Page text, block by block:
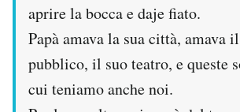
aprire la bocca e daje fiato.
Papà amava la sua città, amava
pubblico, il suo teatro, e queste
cui teniamo anche noi.